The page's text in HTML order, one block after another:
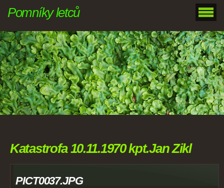
Pomníky letců
Katastrofa 10.11.1970 kpt.Jan Zikl
PICT0037.JPG